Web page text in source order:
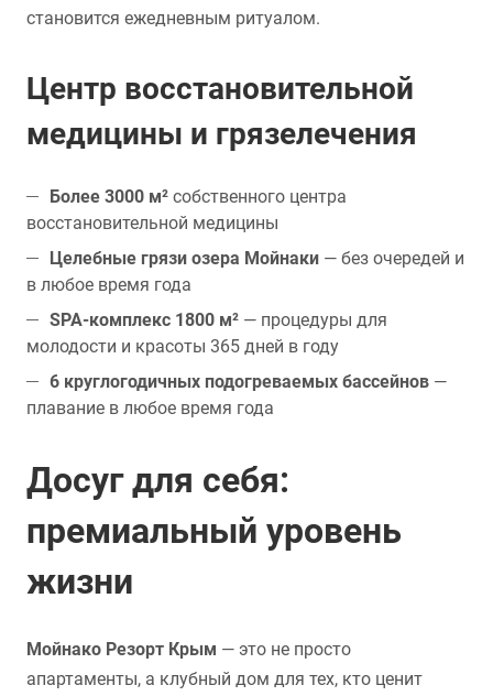
становится ежедневным ритуалом.
Центр восстановительной
медицины и грязелечения
Более 3000 м² собственного центра
восстановительной медицины
Целебные грязи озера Мойнаки — без очередей и
в любое время года
SPA-комплекс 1800 м² — процедуры для
молодости и красоты 365 дней в году
6 круглогодичных подогреваемых бассейнов —
плавание в любое время года
Досуг для себя:
премиальный уровень
жизни
Мойнако Резорт Крым — это не просто
апартаменты, а клубный дом для тех, кто ценит